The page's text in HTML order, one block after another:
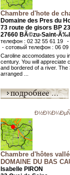
Chambre d'hote de
Domaine des Pres du
73 route de gisors BP 23
27660 BÃ©zu-Saint-
телефон : 02 32 55 61 19
-
- сотовый телефон : 06 09
Caroline accomodates you
century. You will appreciate
and bordered of a river.
arranged ...
Chambre d'hôtes
DOMAINE DU BAS
Isabelle PIRON